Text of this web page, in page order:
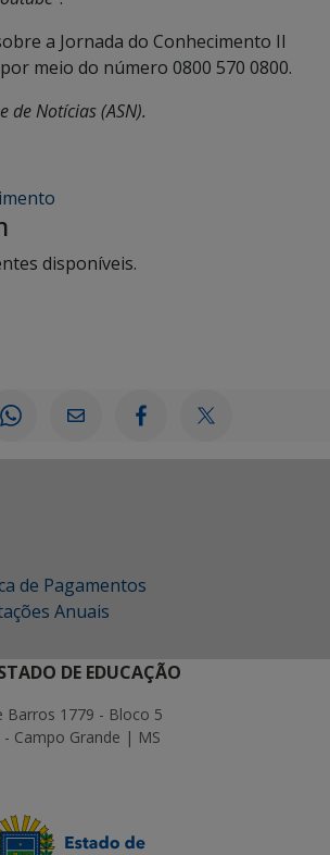
a Jornada do Conhecimento II
meio do número 0800 570 0800.
de Notícias (ASN).
disponíveis.
de Pagamentos
Anuais
DE EDUCAÇÃO
Barros 1779 - Bloco 5
Campo Grande | MS